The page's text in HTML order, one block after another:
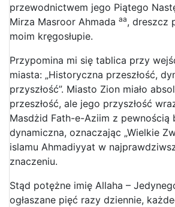
przewodnictwem jego Piątego
Mirza Masroor Ahmada aa, dreszcz
moim kręgosłupie.
Przypomina mi się tablica przy
miasta: „Historyczna przeszłość,
przyszłość”. Miasto Zion miało
przeszłość, ale jego przyszłość
Masdżid Fath-e-Aziim z pewnością
dynamiczna, oznaczając „Wielkie
islamu Ahmadiyyat w
znaczeniu.
Stąd potężne imię Allaha –
ogłaszane pięć razy dziennie,